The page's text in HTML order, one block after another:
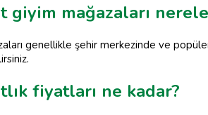
giyim mağazaları
genellikle şehir merkezinde ve
fiyatları ne kadar?